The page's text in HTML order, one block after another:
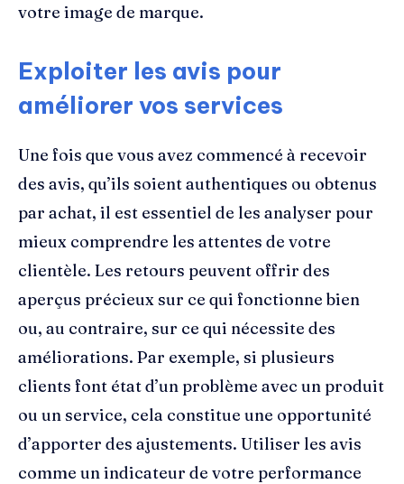
votre image de marque.
Exploiter les avis pour
améliorer vos services
Une fois que vous avez commencé à recevoir
des avis, qu’ils soient authentiques ou obtenus
par achat, il est essentiel de les analyser pour
mieux comprendre les attentes de votre
clientèle. Les retours peuvent offrir des
aperçus précieux sur ce qui fonctionne bien
ou, au contraire, sur ce qui nécessite des
améliorations. Par exemple, si plusieurs
clients font état d’un problème avec un produit
ou un service, cela constitue une opportunité
d’apporter des ajustements. Utiliser les avis
comme un indicateur de votre performance